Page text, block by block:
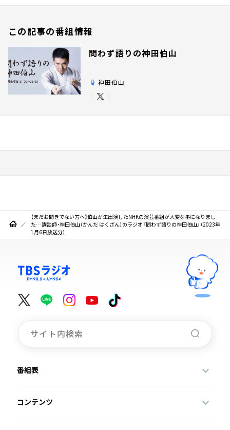
この記事の番組情報
問わず語りの神田伯山
神田伯山
【まだお聞きでない方へ】伯山が生出演したNHKの演芸番組が大変な事になりまし
た…講談師・神田伯山（かんだ はくざん）のラジオ『問わず語りの神田伯山』（2023年
1月6日放送分）
番組表
コンテンツ